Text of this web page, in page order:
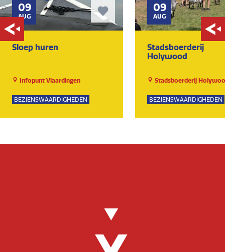
09
AUG
Sloep huren
Infopunt Vlaardingen
BEZIENSWAARDIGHEDEN
09
AUG
Stadsboerderij
Holywood
Stadsboerderij
BEZIENSWAARDIGHEDEN